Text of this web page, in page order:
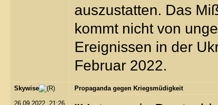
auszustatten. Das
kommt nicht von
Ereignissen in der
Februar 2022.
Skywise
26.09.2022, 21:26
Propaganda gegen Kriegsmüdigkeit